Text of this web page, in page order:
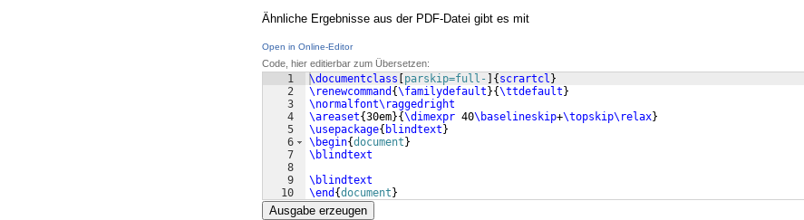
Ähnliche Ergebnisse aus der PDF-Datei gibt es mit
Open in Online-Editor
Code, hier editierbar zum Übersetzen:
1
2
3
4
5
6
7
8
9
10
\documentclass parskip=full- { scrartcl }
\renewcommand {\familydefault }{\ttdefault }
\normalfont\raggedright
\areaset{30em}{\dimexpr 40\baselineskip+\topskip\relax}
\usepackage{ blindtext }
\begin{document }
\blindtext
\blindtext
\end {document }
Ausgabe erzeugen